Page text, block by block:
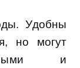
Удобны
но могут
и